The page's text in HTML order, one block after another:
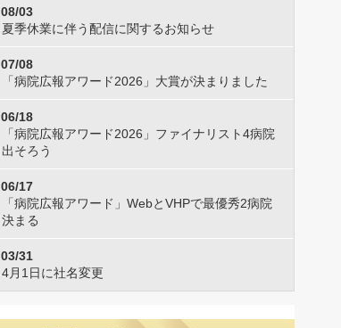
08/03
夏季休業に伴う配信に関するお知らせ
07/08
「病院広報アワード2026」大賞が決まりました
06/18
「病院広報アワード2026」ファイナリスト4病院
出そろう
06/17
「病院広報アワード」WebとVHPで最優秀2病院
決まる
03/31
4月1日に社名変更